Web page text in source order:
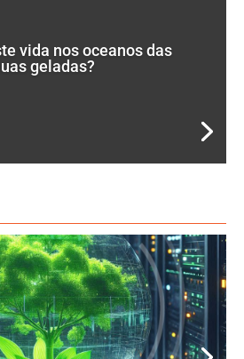
vida nos oceanos das
geladas?